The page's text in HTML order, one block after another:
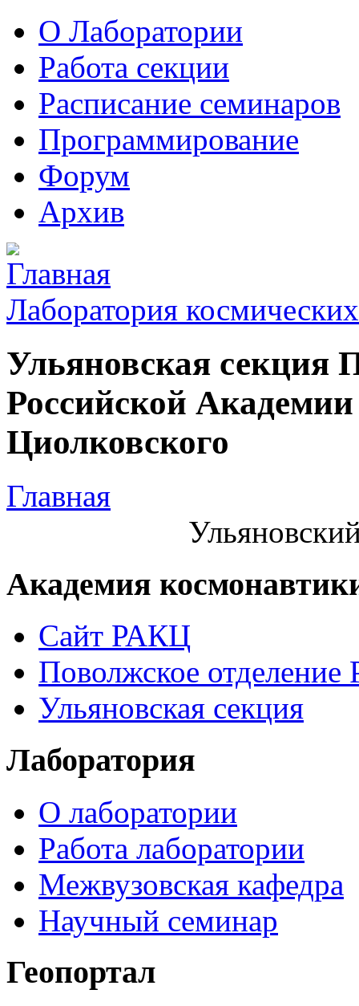
О Лаборатории
Работа секции
Расписание семинаров
Программирование
Форум
Архив
Лаборатория
Ульяновская секция
Российской
Циолковского
Главная
Академия
Сайт РАКЦ
Поволжское
Ульяновская секция
Лаборатория
О лаборатории
Работа лаборатории
Межвузовская кафедра
Научный семинар
Геопортал